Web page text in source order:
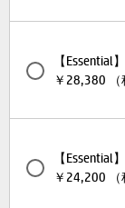
【Essential
￥28,380
【Essential
￥24,200